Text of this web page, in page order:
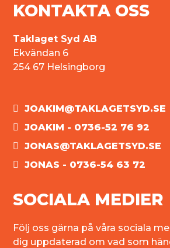
KONTAKTA OSS
Taklaget Syd AB
Ekvändan 6
254 67 Helsingborg
JOAKIM@TAKLAGETSYD.SE
JOAKIM - 0736-52 76 92
JONAS@TAKLAGETSYD.SE
JONAS - 0736-54 63 72
SOCIALA MEDIER
Följ oss gärna på våra sociala
dig uppdaterad om vad som